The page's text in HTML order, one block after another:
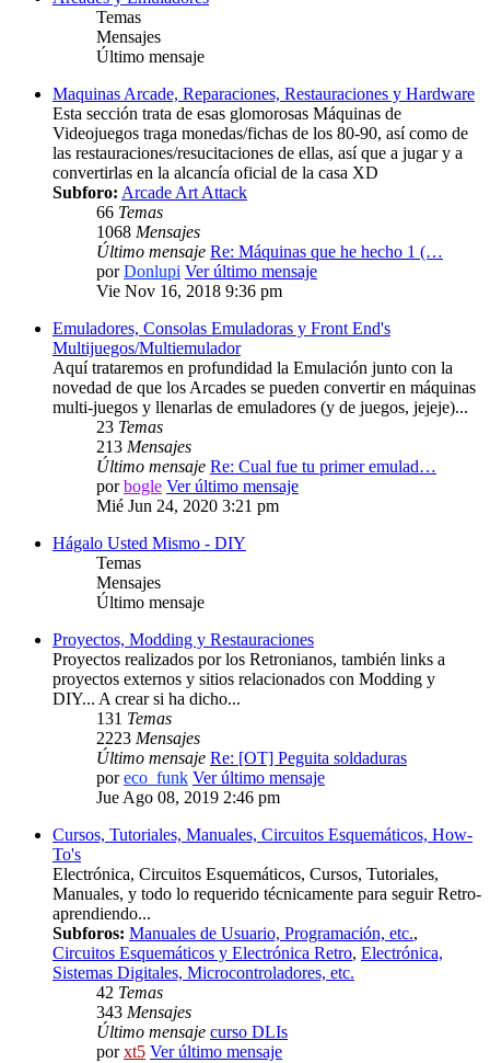
Temas
Mensajes
Último mensaje
Maquinas Arcade, Reparaciones, Restauraciones y Hardware
Esta sección trata de esas glomorosas Máquinas de
Videojuegos traga monedas/fichas de los 80-90, así como de
las restauraciones/resucitaciones de ellas, así que a jugar y a
convertirlas en la alcancía oficial de la casa XD
Subforo: Arcade Art Attack
66 Temas
1068 Mensajes
Último mensaje Re: Máquinas que he hecho 1 (…
porDonlupi Ver último mensaje
Vie Nov 16, 2018 9:36 pm
Emuladores, Consolas Emuladoras y Front End's
Multijuegos/Multiemulador
Aquí trataremos en profundidad la Emulación junto con la
novedad de que los Arcades se pueden convertir en máquinas
multi-juegos y llenarlas de emuladores (y de juegos, jejeje)...
23 Temas
213 Mensajes
Último mensaje Re: Cual fue tu primer emulad…
porbogle Ver último mensaje
Mié Jun 24, 2020 3:21 pm
Hágalo Usted Mismo - DIY
Temas
Mensajes
Último mensaje
Proyectos, Modding y Restauraciones
Proyectos realizados por los Retronianos, también links a
proyectos externos y sitios relacionados con Modding y
DIY... A crear si ha dicho...
131 Temas
2223 Mensajes
Último mensaje Re: [OT] Peguita soldaduras
poreco_funk Ver último mensaje
Jue Ago 08, 2019 2:46 pm
Cursos, Tutoriales, Manuales, Circuitos Esquemáticos, How-
To's
Electrónica, Circuitos Esquemáticos, Cursos, Tutoriales,
Manuales, y todo lo requerido técnicamente para seguir Retro-
aprendiendo...
Subforos: Manuales de Usuario, Programación, etc.,
Circuitos Esquemáticos y Electrónica Retro, Electrónica,
Sistemas Digitales, Microcontroladores, etc.
42 Temas
343 Mensajes
Último mensaje curso DLIs
porxt5 Ver último mensaje